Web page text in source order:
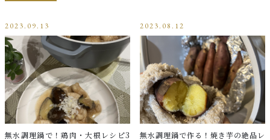
2023.09.13
無水調理鍋で！鶏肉・大根レシピ3
2023.08.12
無水調理鍋で作る！焼き芋の絶品レ